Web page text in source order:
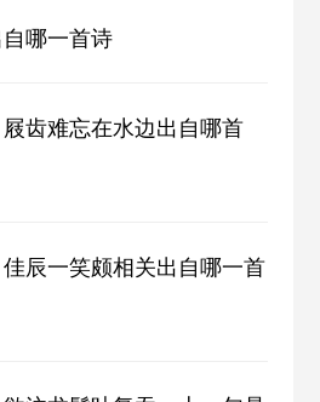
哪一首诗
齿难忘在水边出自哪首
辰一笑颇相关出自哪一首